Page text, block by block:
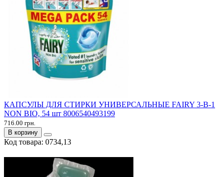
КАПСУЛЫ ДЛЯ СТИРКИ УНИВЕРСАЛЬНЫЕ FAIRY 3-В-1
NON BIO, 54 шт 8006540493199
716.00 грн.
В корзину
Код товара: 0734,13